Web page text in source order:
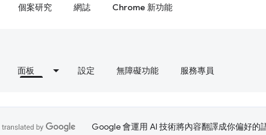
個案研究 網誌 Chrome 新功能
面板 設定 無障礙功能 服務專員
Google 會運用 AI 技術將內容翻譯成你偏好的